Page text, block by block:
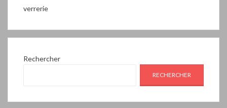
verrerie
Rechercher
RECHERCHER